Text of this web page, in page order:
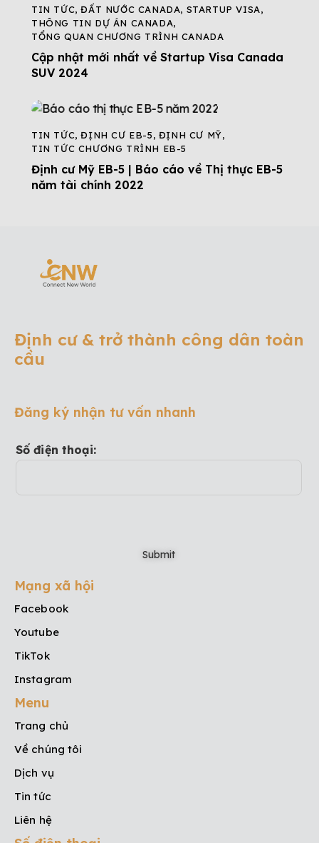
TIN TỨC,ĐẤT NƯỚC CANADA, STARTUP VISA,
THÔNG TIN DỰ ÁN CANADA,
TỔNG QUAN CHƯƠNG TRÌNH CANADA
Cập nhật mới nhất về Startup Visa Canada
SUV 2024
TIN TỨC,ĐỊNH CƯ EB-5, ĐỊNH CƯ MỸ,
TIN TỨC CHƯƠNG TRÌNH EB-5
Định cư Mỹ EB-5 | Báo cáo về Thị thực EB-5
năm tài chính 2022
Định cư & trở thành công dân toàn
cầu
Đăng ký nhận tư vấn nhanh
Số điện thoại:
Mạng xã hội
Facebook
Youtube
TikTok
Instagram
Menu
Trang chủ
Về chúng tôi
Dịch vụ
Tin tức
Liên hệ